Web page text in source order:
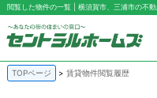
TOPページ 賃貸物件閲覧履歴